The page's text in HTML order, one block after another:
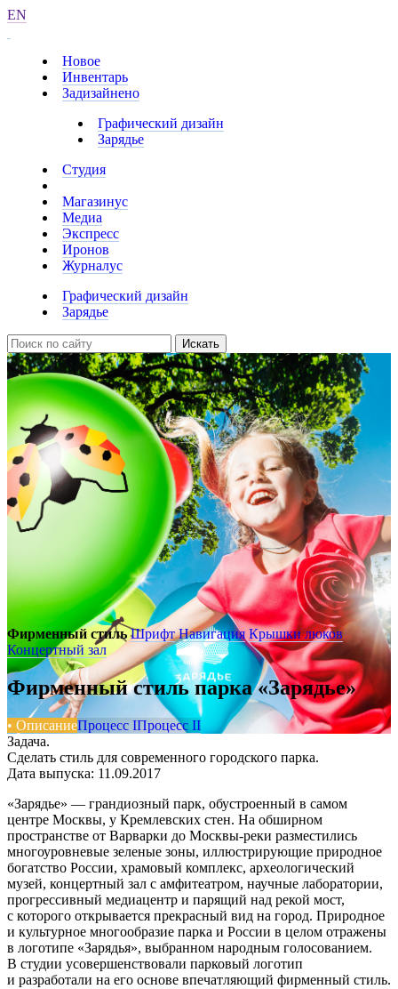
EN
Новое
Инвентарь
Задизайнено
Графический дизайн
Зарядье
Студия
Магазинус
Медиа
Экспресс
Иронов
Журналус
Графический дизайн
Зарядье
Искать
Фирменный стиль Шрифт Навигация Крышки люков
Концертный зал
Фирменный стиль парка «Зарядье»
• ОписаниеПроцесс IПроцесс II
Задача.
Сделать стиль для современного городского парка.
Дата выпуска: 11.09.2017
«Зарядье» — грандиозный парк, обустроенный в самом
центре Москвы, у Кремлевских стен. На обширном
пространстве от Варварки до Москвы-реки разместились
многоуровневые зеленые зоны, иллюстрирующие природное
богатство России, храмовый комплекс, археологический
музей, концертный зал с амфитеатром, научные лаборатории,
прогрессивный медиацентр и парящий над рекой мост,
с которого открывается прекрасный вид на город. Природное
и культурное многообразие парка и России в целом отражены
в логотипе «Зарядья», выбранном народным голосованием.
В студии усовершенствовали парковый логотип
и разработали на его основе впечатляющий фирменный стиль.